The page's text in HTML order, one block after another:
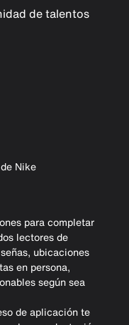
de talentos
Nike
para completar
lectores de
ubicaciones
en persona,
según sea
de aplicación te